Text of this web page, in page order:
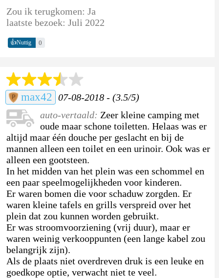
Zou ik terugkomen: Ja
laatste bezoek: Juli 2022
👍Nuttig 0
max42 07-08-2018 - (3.5/5)
auto-vertaald: Zeer kleine camping met
oude maar schone toiletten. Helaas was er
altijd maar één douche per geslacht en bij de
mannen alleen een toilet en een urinoir. Ook was er
alleen een gootsteen.
In het midden van het plein was een schommel en
een paar speelmogelijkheden voor kinderen.
Er waren bomen die voor schaduw zorgden. Er
waren kleine tafels en grills verspreid over het
plein dat zou kunnen worden gebruikt.
Er was stroomvoorziening (vrij duur), maar er
waren weinig verkooppunten (een lange kabel zou
belangrijk zijn).
Als de plaats niet overdreven druk is een leuke en
goedkope optie, verwacht niet te veel.